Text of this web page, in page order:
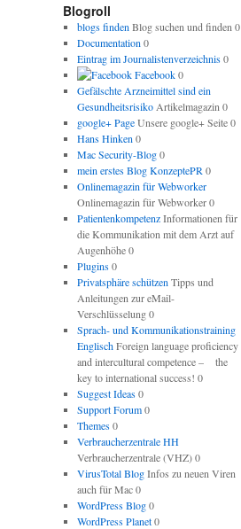
Blogroll
blogs finden Blog suchen und finden 0
Documentation 0
Eintrag im Journalistenverzeichnis0
Facebook0
Gefälschte Arzneimittel sind ein
GesundheitsrisikoArtikelmagazin 0
google+ PageUnsere google+ Seite 0
Hans Hinken 0
Mac Security-Blog0
mein erstes Blog KonzeptePR 0
Onlinemagazin für Webworker
Onlinemagazin für Webworker 0
PatientenkompetenzInformationen für
die Kommunikation mit dem Arzt auf
Augenhöhe 0
Plugins0
Privatsphäre schützen Tipps und
Anleitungen zur eMail-
Verschlüsselung 0
Sprach- und Kommunikationstraining
EnglischForeign language proficiency
and intercultural competence – the
key to international success! 0
Suggest Ideas0
Support Forum0
Themes0
Verbraucherzentrale HH
Verbraucherzentrale (VHZ) 0
VirusTotal BlogInfos zu neuen Viren
auch für Mac 0
WordPress Blog0
WordPress Planet0